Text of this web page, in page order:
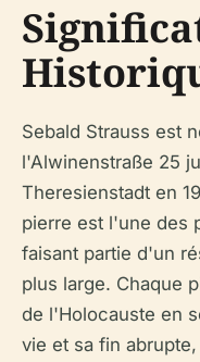
Sebald Strauss est
l'Alwinenstraße 25
Theresienstadt en
pierre est l'une des
faisant partie d'un
plus large. Chaque
de l'Holocauste en
vie et sa fin